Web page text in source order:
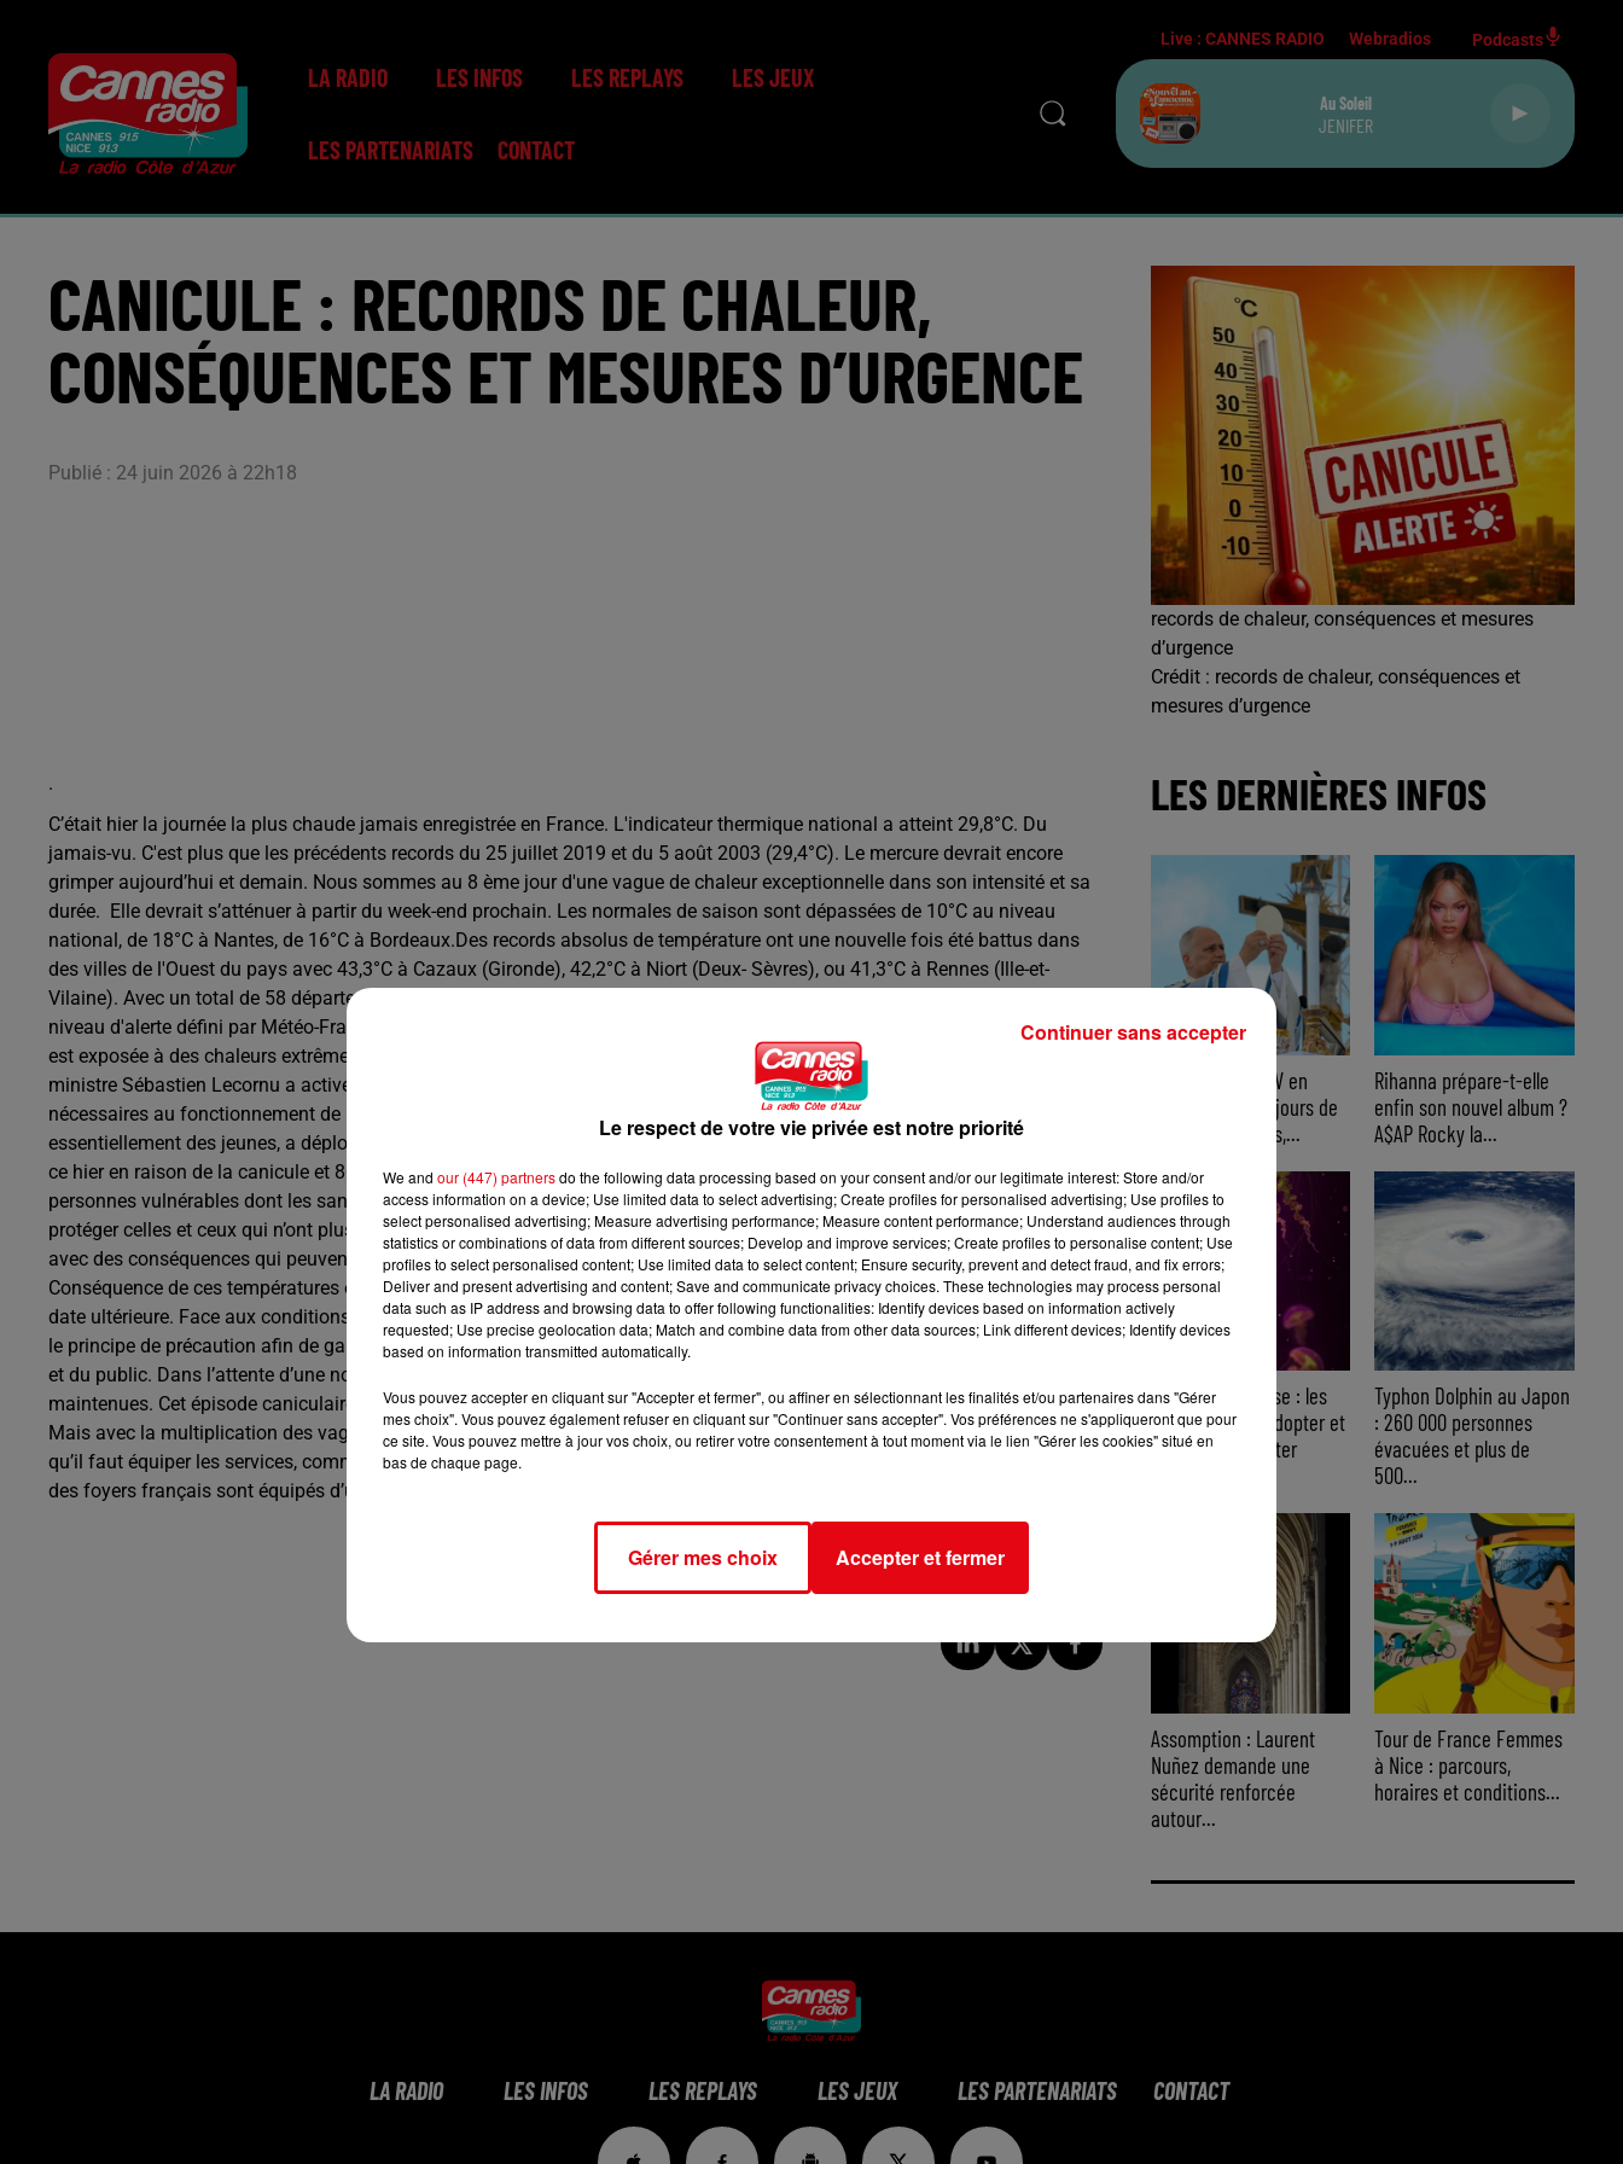
LA RADIO LES INFOS LES REPLAYS LES JEUX
LES PARTENARIATS CONTACT
Live :CANNES RADIO Webradios Podcasts
Au Soleil
JENIFER
CANICULE : RECORDS DE CHALEUR,
CONSÉQUENCES ET MESURES D’URGENCE
Publié : 24 juin 2026 à 22h18
records de chaleur, conséquences et mesures
d’urgence
Crédit : records de chaleur, conséquences et
mesures d’urgence
.
C’était hier la journée la plus chaude jamais enregistrée en France. L'indicateur thermique national a atteint 29,8°C. Du
jamais-vu. C'est plus que les précédents records du 25 juillet 2019 et du 5 août 2003 (29,4°C). Le mercure devrait encore
grimper aujourd’hui et demain. Nous sommes au 8 ème jour d'une vague de chaleur exceptionnelle dans son intensité et sa
durée. Elle devrait s’atténuer à partir du week-end prochain. Les normales de saison sont dépassées de 10°C au niveau
national, de 18°C à Nantes, de 16°C à Bordeaux.Des records absolus de température ont une nouvelle fois été battus dans
des villes de l'Ouest du pays avec 43,3°C à Cazaux (Gironde), 42,2°C à Niort (Deux- Sèvres), ou 41,3°C à Rennes (Ille-et-
Vilaine). Avec un total de 58 départements en vigilance rouge, 44 millions d'habitants sont concernés par le plus haut
niveau d'alerte défini par Météo-France. Si l'on ajoute 31 départements en orange, plus de 90% de la population française
est exposée à des chaleurs extrêmes. Les Alpes Maritimes et le Var restent aujourd’hui en vigilance orange. Le Premier
ministre Sébastien Lecornu a activé le plan Orsan, au niveau 2 sur 4, ce qui permet notamment de mobiliser les personnels
nécessaires au fonctionnement de l'hôpital. La canicule a provoqué la mort par noyade de 40 personnes depuis le 18 juin,
essentiellement des jeunes, a déploré hier le chef du gouvernement. - Environ 1800 établissements scolaires étaient fermés
ce hier en raison de la canicule et 8000 autres «ont été obligés d’adapter leurs horaires». Ces fortes chaleurs impactent les
personnes vulnérables dont les sans-abris. Le Secours Populaire des Alpes Maririmes appelle à un plan grande chaleur pour
protéger celles et ceux qui n’ont plus de logement. 2 500 personnes et familles sont concernées dans notre département
avec des conséquences qui peuvent dramatiques pour leur santé.
Conséquence de ces températures extrêmes : le Ride Trail du Pays de Grasse qui était prévu ce dimanche est reporté à une
date ultérieure. Face aux conditions météorologiques défavorables, la Communauté d’Agglomération a choisi de privilégier
le principe de précaution afin de garantir la sécurité des participants, des bénévoles, des équipes mobilisées, des partenaires
et du public. Dans l’attente d’une nouvelle date hors période estivale, les inscriptions des participants sont automatiquement
maintenues. Cet épisode caniculaire ravive également le débat sur la climatisation longtemps perçue comme polluante.
Mais avec la multiplication des vagues de chaleur, les détracteurs sont rattrapés par le principe de réalité. « La réalité, c’est
qu’il faut équiper les services, comme les écoles ou les hôpitaux, de clim concède Marine Tondelier. Aujourd’hui environ 25%
des foyers français sont équipés d’un climatiseur.
LES DERNIÈRES INFOS
Le pape Léon XIV en
France : quatre jours de
visite entre Paris,...
Rihanna prépare-t-elle
enfin son nouvel album ?
A$AP Rocky la...
Piqûre de méduse : les
bons gestes à adopter et
les erreurs à éviter
Typhon Dolphin au Japon
: 260 000 personnes
évacuées et plus de
500...
Assomption : Laurent
Nuñez demande une
sécurité renforcée
autour...
Tour de France Femmes
à Nice : parcours,
horaires et conditions...
LA RADIO LES INFOS LES REPLAYS LES JEUX LES PARTENARIATS CONTACT
Le respect de votre vie privée est notre priorité
We and our (447) partnersdo the following data processing based on your consent and/or our legitimate interest: Store and/or
access information on a device; Use limited data to select advertising; Create profiles for personalised advertising; Use profiles to
select personalised advertising; Measure advertising performance; Measure content performance; Understand audiences through
statistics or combinations of data from different sources; Develop and improve services; Create profiles to personalise content; Use
profiles to select personalised content; Use limited data to select content; Ensure security, prevent and detect fraud, and fix errors;
Deliver and present advertising and content; Save and communicate privacy choices. These technologies may process personal
data such as IP address and browsing data to offer following functionalities: Identify devices based on information actively
requested; Use precise geolocation data; Match and combine data from other data sources; Link different devices; Identify devices
based on information transmitted automatically.
Vous pouvez accepter en cliquant sur "Accepter et fermer", ou affiner en sélectionnant les finalités et/ou partenaires dans "Gérer
mes choix". Vous pouvez également refuser en cliquant sur "Continuer sans accepter". Vos préférences ne s'appliqueront que pour
ce site. Vous pouvez mettre à jour vos choix, ou retirer votre consentement à tout moment via le lien "Gérer les cookies" situé en
bas de chaque page.
Gérer mes choix Accepter et fermer
Continuer sans accepter